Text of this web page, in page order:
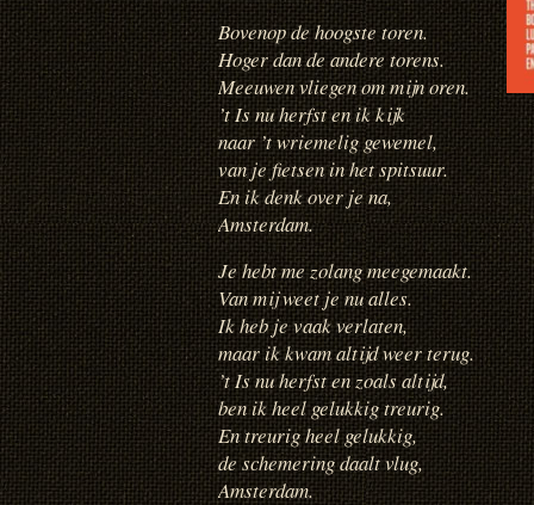
Bovenop de hoogste toren.
Hoger dan de andere torens.
Meeuwen vliegen om mijn oren.
’t Is nu herfst en ik kijk
naar ’t wriemelig gewemel,
van je fietsen in het spitsuur.
En ik denk over je na,
Amsterdam.
Je hebt me zolang meegemaakt.
Van mij weet je nu alles.
Ik heb je vaak verlaten,
maar ik kwam altijd weer terug.
’t Is nu herfst en zoals altijd,
ben ik heel gelukkig treurig.
En treurig heel gelukkig,
de schemering daalt vlug,
Amsterdam.